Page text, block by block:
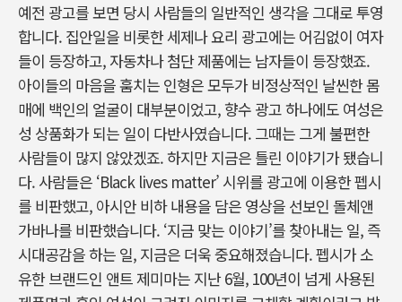
예전 광고를 보면 당시 사람들의 일반적인 생각을 그대로 투영
합니다. 집안일을 비롯한 세제나 요리 광고에는 어김없이 여자
들이 등장하고, 자동차나 첨단 제품에는 남자들이 등장했죠.
아이들의 마음을 훔치는 인형은 모두가 비정상적인 날씬한 몸
매에 백인의 얼굴이 대부분이었고, 향수 광고 하나에도 여성은
성 상품화가 되는 일이 다반사였습니다. 그때는 그게 불편한
사람들이 많지 않았겠죠. 하지만 지금은 틀린 이야기가 됐습니
다. 사람들은 ‘Black lives matter’ 시위를 광고에 이용한 펩시
를 비판했고, 아시안 비하 내용을 담은 영상을 선보인 돌체앤
가바나를 비판했습니다. ‘지금 맞는 이야기’를 찾아내는 일, 즉
시대공감을 하는 일, 지금은 더욱 중요해졌습니다. 펩시가 소
유한 브랜드인 앤트 제미마는 지난 6월, 100년이 넘게 사용된